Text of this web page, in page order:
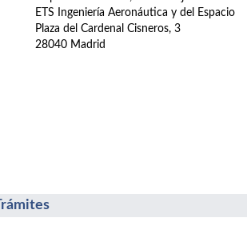
ETS Ingeniería Aeronáutica y del Espacio
Plaza del Cardenal Cisneros, 3
28040 Madrid
Trámites